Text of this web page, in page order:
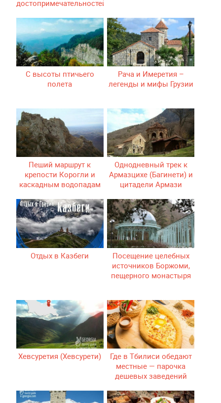
достопримечательностей
С высоты птичьего
полета
Рача и Имеретия –
легенды и мифы Грузии
Пеший маршрут к
крепости Корогли и
каскадным водопадам
Однодневный трек к
Армазцихе (Багинети) и
цитадели Армази
Отдых в Казбеги
Посещение целебных
источников Боржоми,
пещерного монастыря
Хевсуретия (Хевсурети)
Где в Тбилиси обедают
местные — парочка
дешевых заведений